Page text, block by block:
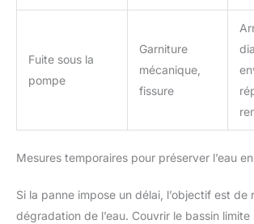
Fuite sous la
pompe
Garniture
mécanique,
fissure
Mesures temporaires pour préserver l’eau
Si la panne impose un délai, l’objectif est de
dégradation de l’eau. Couvrir le bassin limite